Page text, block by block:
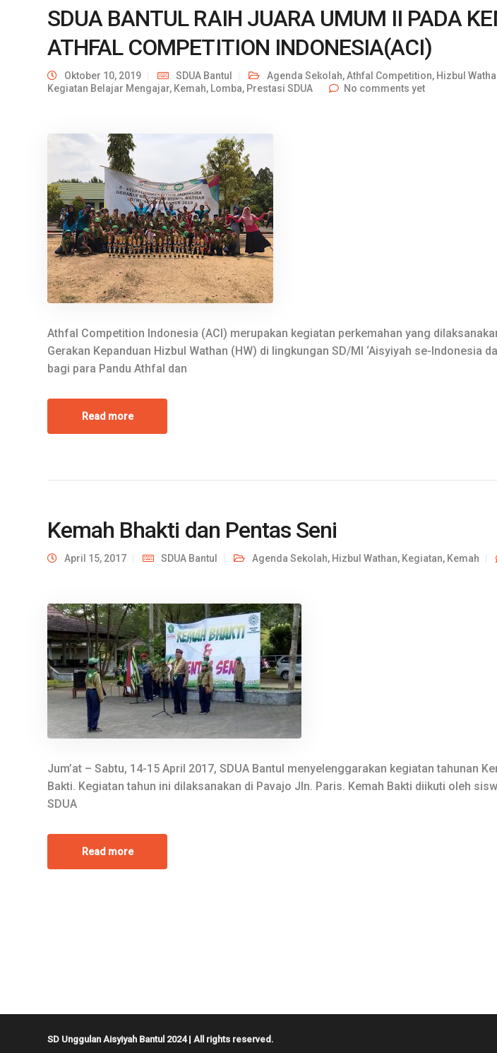
SDUA BANTUL RAIH JUARA UMUM II PADA
ATHFAL COMPETITION INDONESIA(ACI)
Oktober 10, 2019 SDUA Bantul Agenda Sekolah,Athfal Competition, Hizbul
Kegiatan Belajar Mengajar, Kemah, Lomba, Prestasi SDUA No comments yet
Athfal Competition Indonesia (ACI) merupakan kegiatan perkemahan yang
Gerakan Kepanduan Hizbul Wathan (HW) di lingkungan SD/MI ‘Aisyiyah se-Indonesia
bagi para Pandu Athfal dan
Read more
Kemah Bhakti dan Pentas Seni
April 15, 2017 SDUA Bantul Agenda Sekolah, Hizbul Wathan, Kegiatan, Kemah
Jum’at – Sabtu, 14-15 April 2017, SDUA Bantul menyelenggarakan kegiatan tahunan
Bakti. Kegiatan tahun ini dilaksanakan di Pavajo Jln. Paris. Kemah Bakti diikuti oleh
SDUA
Read more
SD Unggulan Aisyiyah Bantul 2024 | All rights reserved.